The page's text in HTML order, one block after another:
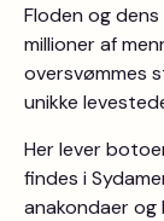
Floden og
millioner af
oversvømmes
unikke
Her lever
findes i
anakondaer og